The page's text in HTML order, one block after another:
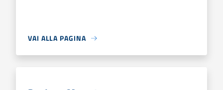
VAI ALLA PAGINA